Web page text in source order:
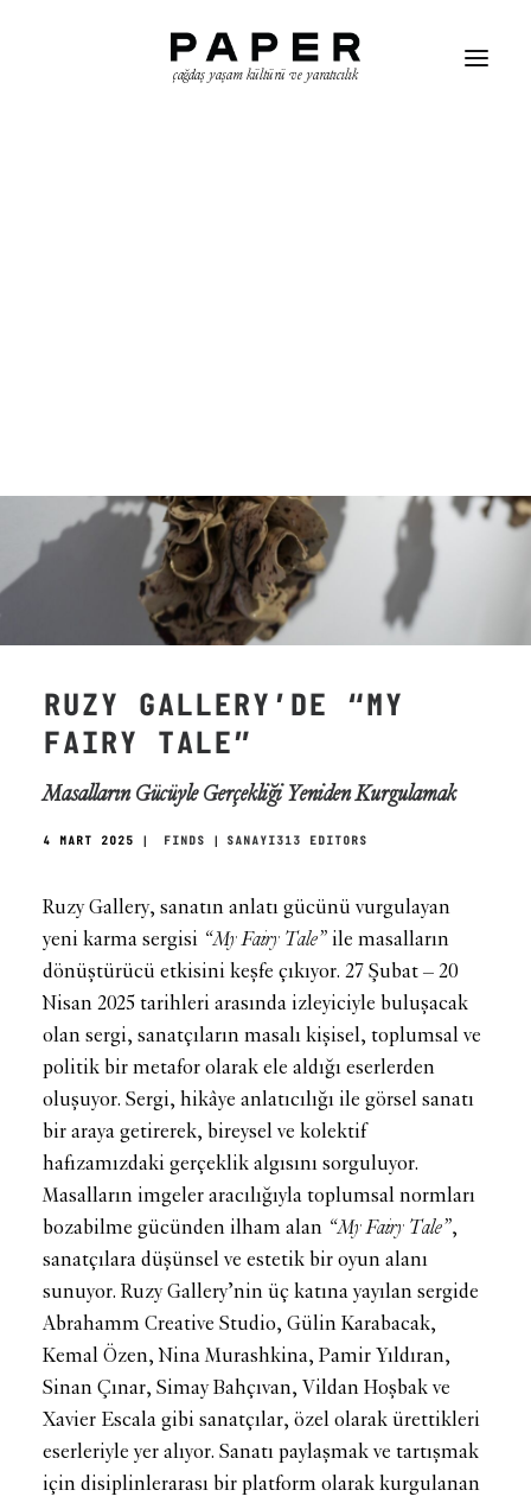
çağdaş yaşam kültürü ve yaratıcılık
RUZY GALLERY’DE “MY
FAIRY TALE”
Masalların Gücüyle Gerçekliği Yeniden Kurgulamak
4 MART 2025 FINDS SANAYI313 EDITORS
Ruzy Gallery, sanatın anlatı gücünü vurgulayan
yeni karma sergisi “My Fairy Tale” ile masalların
dönüştürücü etkisini keşfe çıkıyor. 27 Şubat – 20
Nisan 2025 tarihleri arasında izleyiciyle buluşacak
olan sergi, sanatçıların masalı kişisel, toplumsal ve
politik bir metafor olarak ele aldığı eserlerden
oluşuyor. Sergi, hikâye anlatıcılığı ile görsel sanatı
bir araya getirerek, bireysel ve kolektif
hafızamızdaki gerçeklik algısını sorguluyor.
Masalların imgeler aracılığıyla toplumsal normları
bozabilme gücünden ilham alan “My Fairy Tale”,
sanatçılara düşünsel ve estetik bir oyun alanı
sunuyor. Ruzy Gallery’nin üç katına yayılan sergide
Abrahamm Creative Studio, Gülin Karabacak,
Kemal Özen, Nina Murashkina, Pamir Yıldıran,
Sinan Çınar, Simay Bahçıvan, Vildan Hoşbak ve
Xavier Escala gibi sanatçılar, özel olarak ürettikleri
eserleriyle yer alıyor. Sanatı paylaşmak ve tartışmak
için disiplinlerarası bir platform olarak kurgulanan